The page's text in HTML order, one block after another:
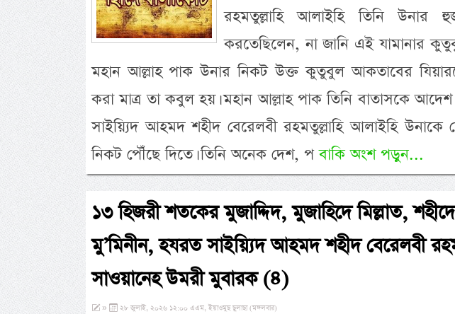
রহমতুল্লাহি আলাইহি তিনি উনার
করতেছিলেন, না জানি এই যামানার
মহান আল্লাহ পাক উনার নিকট উক্ত কুতুবুল আকতাবের
করা মাত্র তা কবুল হয়। মহান আল্লাহ পাক তিনি বাতাসকে
সাইয়্যিদ আহমদ শহীদ বেরেলবী রহমতুল্লাহি আলাইহি
নিকট পৌঁছে দিতে। তিনি অনেক দেশ, পবাকি অংশ পড়ুন...
১৩ হিজরী শতকের মুজাদ্দিদ, মুজাহিদে মিল্লাত,
মু’মিনীন, হযরত সাইয়্যিদ আহমদ শহীদ বেরেলবী
সাওয়ানেহ উমরী মুবারক (৪)
» ২৮ জুলাই, ২০২৬ ১২:০০ এএম, ইয়াওমুছ ছুলাছা (মঙ্গলবার)